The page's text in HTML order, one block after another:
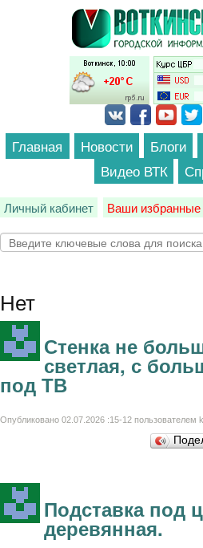
Перейти к основному
Главная Новости Блоги
Видео ВТК
Личный кабинет Ваши
Нет
Стенка не
светлая, с
под ТВ
Опубликовано 02.07.2026 :15-12 пользователем
Подставка под
деревянная.